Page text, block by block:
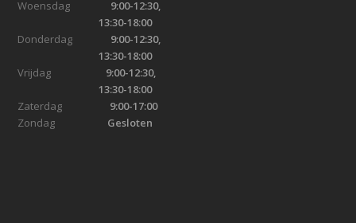
Woensdag
9:00-12:30,
13:30-18:00
Donderdag 9:00-12:30,
13:30-18:00
Vrijdag 9:00-12:30,
13:30-18:00
Zaterdag 9:00-17:00
Zondag Gesloten